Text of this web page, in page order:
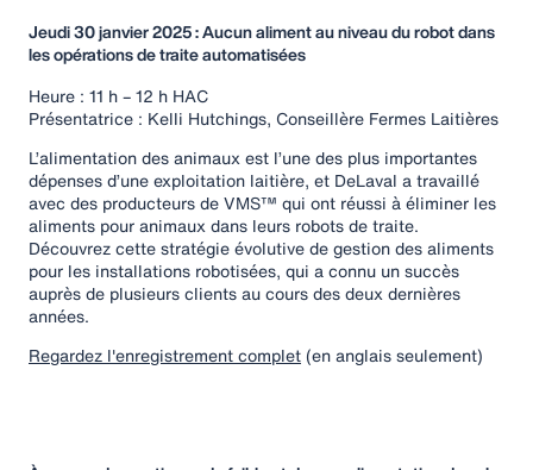
Jeudi 30 janvier 2025 : Aucun aliment au niveau du robot dans
les opérations de traite automatisées
Heure : 11 h – 12 h HAC
Présentatrice : Kelli Hutchings, Conseillère Fermes Laitières
L’alimentation des animaux est l’une des plus importantes
dépenses d’une exploitation laitière, et DeLaval a travaillé
avec des producteurs de VMS™ qui ont réussi à éliminer les
aliments pour animaux dans leurs robots de traite.
Découvrez cette stratégie évolutive de gestion des aliments
pour les installations robotisées, qui a connu un succès
auprès de plusieurs clients au cours des deux dernières
années.
Regardez l'enregistrement complet (en anglais seulement)